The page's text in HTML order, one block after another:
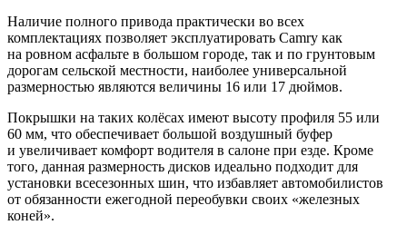
Наличие полного привода практически во всех
комплектациях позволяет эксплуатировать Camry как
на ровном асфальте в большом городе, так и по грунтовым
дорогам сельской местности, наиболее универсальной
размерностью являются величины 16 или 17 дюймов.
Покрышки на таких колёсах имеют высоту профиля 55 или
60 мм, что обеспечивает большой воздушный буфер
и увеличивает комфорт водителя в салоне при езде. Кроме
того, данная размерность дисков идеально подходит для
установки всесезонных шин, что избавляет автомобилистов
от обязанности ежегодной переобувки своих «железных
коней».